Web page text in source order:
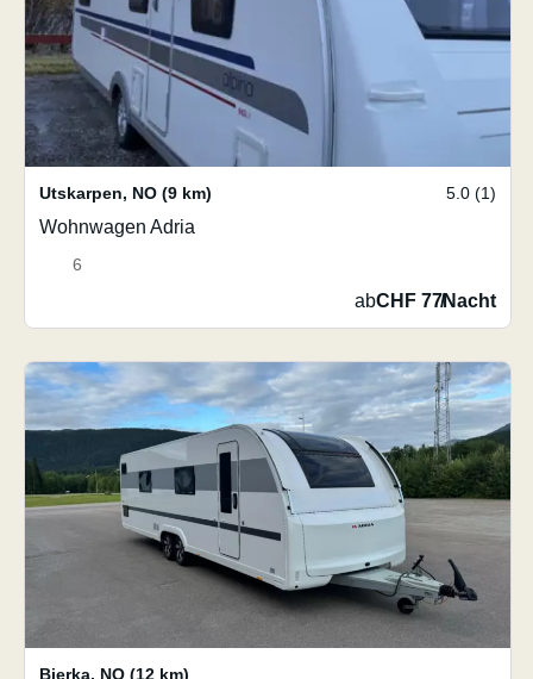
Utskarpen, NO (9 km) 5.0 (1)
Wohnwagen Adria
6
abCHF 77/Nacht
Bjerka, NO (12 km)